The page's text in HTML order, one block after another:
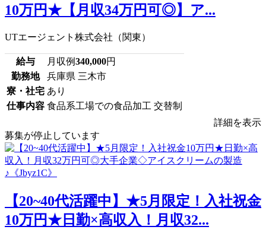
10万円★【月収34万円可◎】ア...
UTエージェント株式会社（関東）
給与 月収例340,000円
勤務地
兵庫県 三木市
寮・社宅 あり
仕事内容 食品系工場での食品加工 交替制
詳細を表示
募集が停止しています
【20~40代活躍中】★5月限定！入社祝金
10万円★日勤×高収入！月収32...